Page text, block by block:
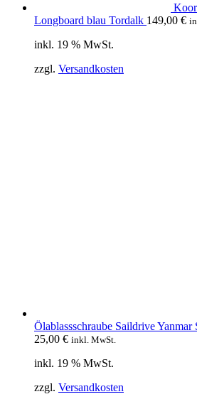
Longboard blau Tordalk 149,00 €
inkl. 19 % MwSt.
zzgl. Versandkosten
Ölablassschraube Saildrive
25,00 € inkl. MwSt.
inkl. 19 % MwSt.
zzgl. Versandkosten